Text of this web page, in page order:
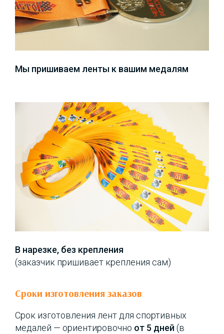
Мы пришиваем ленты к вашим медалям
В нарезке, без крепления
(заказчик пришивает крепления сам)
Сроки изготовления заказов
Срок изготовления лент для спортивных
медалей — ориентировочно от 5 дней (в